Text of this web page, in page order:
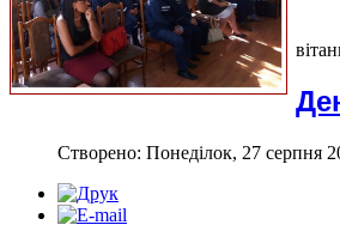
Створено: Понеділок, 27 серпня